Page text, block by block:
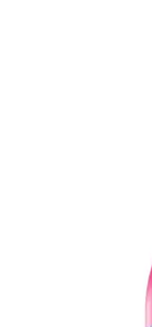
Avon’un geniş
modellerle günlük
ml’lik şişeler pratik
Avon Celebre
Ferah ve
Avon Celebre
ferah ve çiçeksi
ve çevre dostu bir
Avon İkili
Ferah ve